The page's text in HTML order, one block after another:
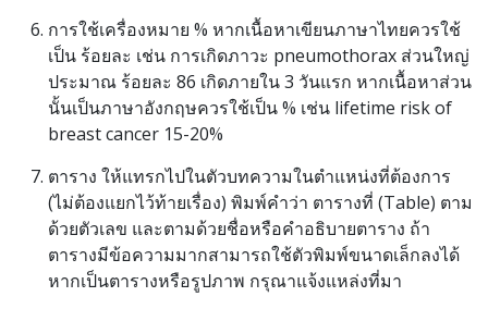
การใช้เครื่องหมาย % หากเนื้อหาเขียนภาษาไทยควรใช้
เป็น ร้อยละ เช่น การเกิดภาวะ pneumothorax ส่วนใหญ่
ประมาณ ร้อยละ 86 เกิดภายใน 3 วันแรก หากเนื้อหาส่วน
นั้นเป็นภาษาอังกฤษควรใช้เป็น % เช่น lifetime risk of
breast cancer 15-20%
ตาราง ให้แทรกไปในตัวบทความในตำแหน่งที่ต้องการ
(ไม่ต้องแยกไว้ท้ายเรื่อง) พิมพ์คำว่า ตารางที่ (Table) ตาม
ด้วยตัวเลข และตามด้วยชื่อหรือคำอธิบายตาราง ถ้า
ตารางมีข้อความมากสามารถใช้ตัวพิมพ์ขนาดเล็กลงได้
หากเป็นตารางหรือรูปภาพ กรุณาแจ้งแหล่งที่มา